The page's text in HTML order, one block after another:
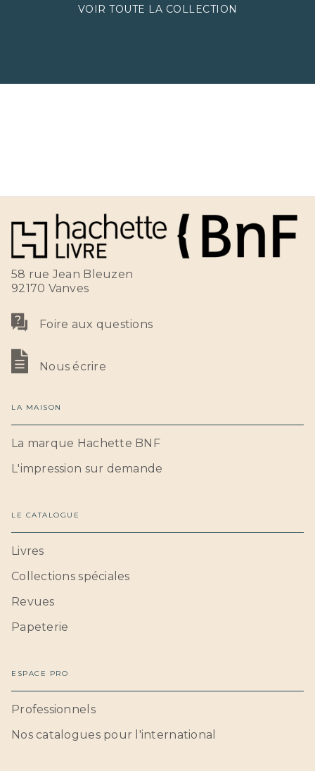
VOIR TOUTE LA COLLECTION
58 rue Jean Bleuzen
92170 Vanves
Foire aux questions
Nous écrire
LA MAISON
La marque Hachette BNF
L'impression sur demande
LE CATALOGUE
Livres
Collections spéciales
Revues
Papeterie
ESPACE PRO
Professionnels
Nos catalogues pour l'international